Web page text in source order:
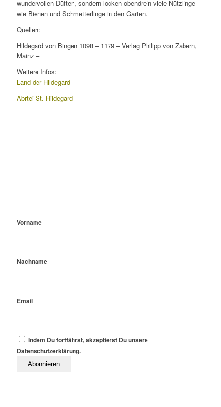
wundervollen Düften, sondern locken obendrein viele Nützlinge
wie Bienen und Schmetterlinge in den Garten.
Quellen:
Hildegard von Bingen 1098 – 1179 – Verlag Philipp von Zabern,
Mainz –
Weitere Infos:
Land der Hildegard
Abrtei St. Hildegard
Vorname
Nachname
Email
Indem Du fortfährst, akzeptierst Du unsere
Datenschutzerklärung.